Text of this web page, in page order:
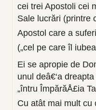
cei trei Apostoli cei
Sale lucrări (printre
Apostol care a
(„cel pe care îl
Ei se apropie de
unul deâ€‘a
„întru ÎmpărăÅ£ia
Cu atât mai mult cu